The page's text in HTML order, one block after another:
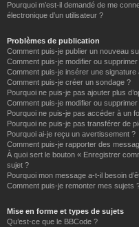
Pourquoi m’est-il demandé de me
électronique d’un utilisateur ?
Problèmes de publication
Comment puis-je publier un nouveau
Comment puis-je modifier ou
Comment puis-je insérer une signature
Comment puis-je créer un sondage ?
Pourquoi ne puis-je pas ajouter plus
Comment puis-je modifier ou
Pourquoi ne puis-je pas accéder à un
Pourquoi ne puis-je pas transférer de
Pourquoi ai-je reçu un avertissement ?
Comment puis-je rapporter des
À quoi sert le bouton « Enregistrer
sujet ?
Pourquoi mon message a-t-il besoin
Comment puis-je remonter mes sujets
Mise en forme et types de sujets
Qu’est-ce que le BBCode ?